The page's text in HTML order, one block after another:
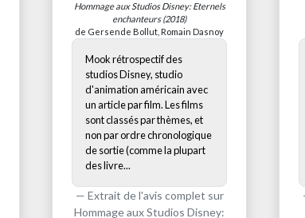
Hommage aux Studios Disney: Eternels
enchanteurs(2018)
de Gersende Bollut, Romain Dasnoy
Mook rétrospectif des
studios Disney, studio
d'animation américain avec
un article par film. Les films
sont classés par thèmes, et
non par ordre chronologique
de sortie (comme la plupart
des livre...
Extrait de l'avis complet sur
Hommage aux Studios Disney: